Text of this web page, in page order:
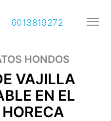
6013819272
HONDOS
VAJILLA
EN EL